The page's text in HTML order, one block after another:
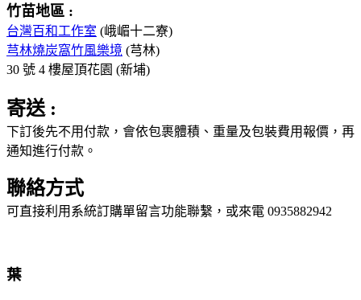
竹苗地區 :
台灣百和工作室 (峨嵋十二寮)
芎林燒炭窩竹風樂境 (芎林)
30 號 4 樓屋頂花園 (新埔)
寄送 :
下訂後先不用付款，會依包裹體積、重量及包裝費用報價，再
通知進行付款。
聯絡方式
可直接利用系統訂購單留言功能聯繫，或來電 0935882942
葉